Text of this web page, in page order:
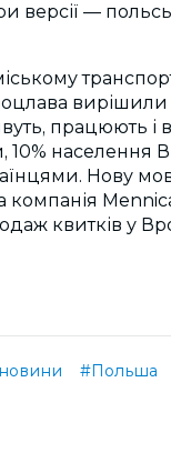
версії —
вирішили
працюють і
10% населення
Нову
компанія
квитків у
#Польша